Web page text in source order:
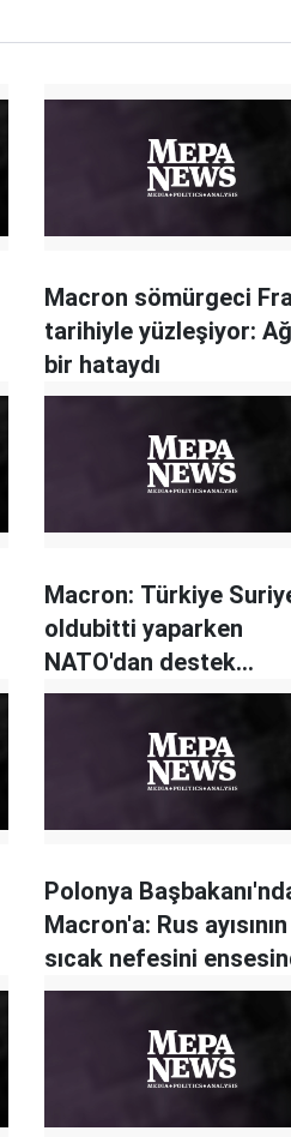
Macron sömürgeci
tarihiyle yüzleşiyor:
bir hataydı
Macron: Türkiye
oldubitti yaparken
NATO'dan destek
bekleyemez
Polonya
Macron'a: Rus ayısının
sıcak nefesini
hissetmiyor